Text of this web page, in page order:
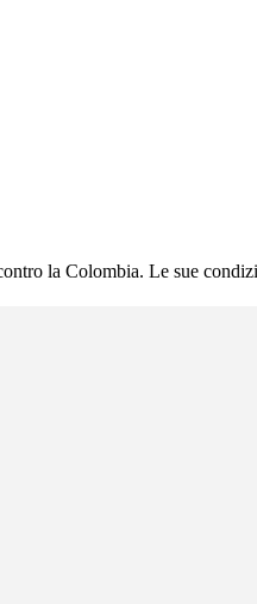
la Colombia. Le sue